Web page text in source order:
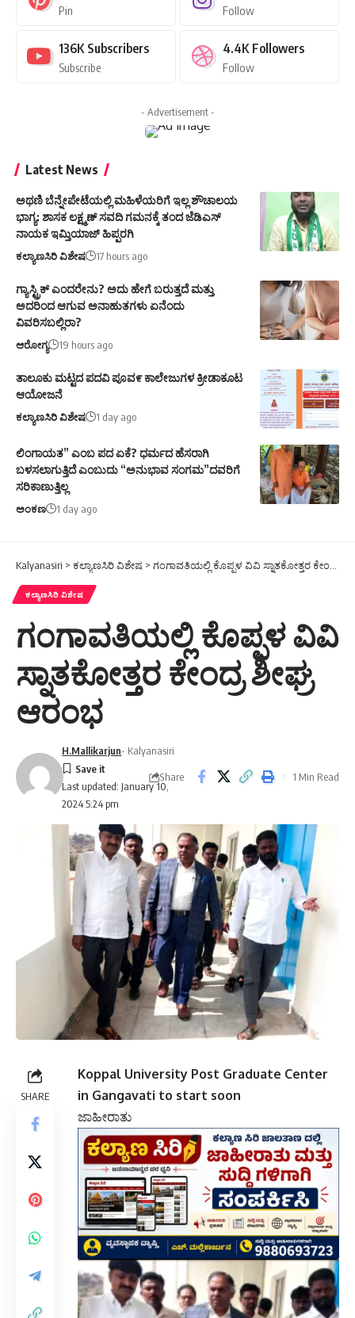
Pin Follow
136K Subscribers
Subscribe
4.4K Followers
Follow
- Advertisement -
Latest News
ಅಥಣಿ ಬೆನ್ನೇಪೇಟೆಯಲ್ಲಿ ಮಹಿಳೆಯರಿಗೆ ಇಲ್ಲ ಶೌಚಾಲಯ
ಭಾಗ್ಯ: ಶಾಸಕ ಲಕ್ಷ್ಮಣ್ ಸವದಿ ಗಮನಕ್ಕೆ ತಂದ ಜೆಡಿಎಸ್
ನಾಯಕ ಇಮ್ತಿಯಾಜ್ ಹಿಪ್ಪರಗಿ
ಕಲ್ಯಾಣಸಿರಿ ವಿಶೇಷ 17 hours ago
ಗ್ಯಾಸ್ಟ್ರಿಕ್ ಎಂದರೇನು? ಅದು ಹೇಗೆ ಬರುತ್ತದೆ ಮತ್ತು
ಅದರಿಂದ ಆಗುವ ಅನಾಹುತಗಳು ಏನೆಂದು
ವಿವರಿಸಬಲ್ಲಿರಾ?
ಆರೋಗ್ಯ 19 hours ago
ತಾಲೂಕು ಮಟ್ಟದ ಪದವಿ ಪೂವ೯ ಕಾಲೇಜುಗಳ ಕ್ರೀಡಾಕೂಟ
ಆಯೋಜನೆ
ಕಲ್ಯಾಣಸಿರಿ ವಿಶೇಷ 1 day ago
ಲಿಂಗಾಯತ” ಎಂಬ ಪದ ಏಕೆ? ಧರ್ಮದ ಹೆಸರಾಗಿ
ಬಳಸಲಾಗುತ್ತಿದೆ ಎಂಬುದು “ಅನುಭಾವ ಸಂಗಮ”ದವರಿಗೆ
ಸರಿಕಾಣುತ್ತಿಲ್ಲ
ಅಂಕಣ 1 day ago
Kalyanasiri > ಕಲ್ಯಾಣಸಿರಿ ವಿಶೇಷ > ಗಂಗಾವತಿಯಲ್ಲಿ ಕೊಪ್ಪಳ ವಿವಿ ಸ್ನಾತಕೋತ್ತರ ಕೇಂದ್ರ ಶೀಘ್ರ ಆರಂಭ
ಕಲ್ಯಾಣಸಿರಿ ವಿಶೇಷ
ಗಂಗಾವತಿಯಲ್ಲಿ ಕೊಪ್ಪಳ ವಿವಿ
ಸ್ನಾತಕೋತ್ತರ ಕೇಂದ್ರ ಶೀಘ್ರ
ಆರಂಭ
Last updated: January 10,
2024 5:24 pm
H.Mallikarjun- Kalyanasiri
Share 1 Min Read
SHARE
Koppal University Post Graduate Center
in Gangavati to start soon
ಜಾಹೀರಾತು